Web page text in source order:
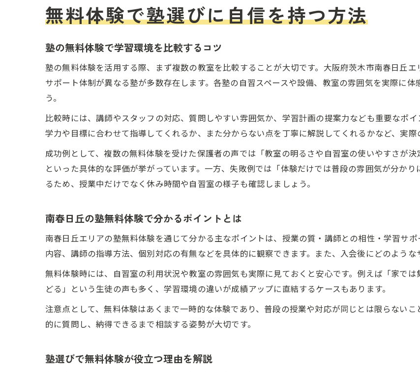
大阪府茨木市南春日丘で学習環境を比較
塾の無料体験で教室環境を丁寧にチェック
塾の自習スペースや設備も無料体験で確認
塾の無料体験で講師との相性を見極める
塾の無料体験で授業の質を比較する方法
南春日丘の塾講師の指導力を体験で実感
塾の体験で気になる疑問を直接質問できる
塾の体験参加で授業内容や雰囲気を確認
南春日丘で塾を試すなら無料体験を活用しよ
無料体験で塾選びに自信を持つ方法
塾の無料体験で学習環境を比較するコツ
塾の無料体験を活用する際、まず複数の教室を比較することが大切です。大阪府茨木市南春日丘
サポート体制が異なる塾が多数存在します。各塾の自習スペースや設備、教室の雰囲気を実際に
う。
比較時には、講師やスタッフの対応、質問しやすい雰囲気か、学習計画の提案力なども重要なポ
学力や目標に合わせて指導してくれるか、また分からない点を丁寧に解説してくれるかなど、実際
成功例として、複数の無料体験を受けた保護者の声では「教室の明るさや自習室の使いやすさが
といった具体的な評価が挙がっています。一方、失敗例では「体験だけでは普段の雰囲気が分か
るため、授業中だけでなく休み時間や自習室の様子も確認しましょう。
南春日丘の塾無料体験で分かるポイントとは
南春日丘エリアの塾無料体験を通じて分かる主なポイントは、授業の質・講師との相性・学習サ
内容、講師の指導方法、個別対応の有無などを具体的に観察できます。また、入会後にどのような
無料体験時には、自習室の利用状況や教室の雰囲気も実際に見ておくと安心です。例えば「家で
どる」という生徒の声も多く、学習環境の違いが成績アップに直結するケースもあります。
注意点として、無料体験はあくまで一時的な体験であり、普段の授業や対応が同じとは限らない
的に質問し、納得できるまで相談する姿勢が大切です。
塾選びで無料体験が役立つ理由を解説